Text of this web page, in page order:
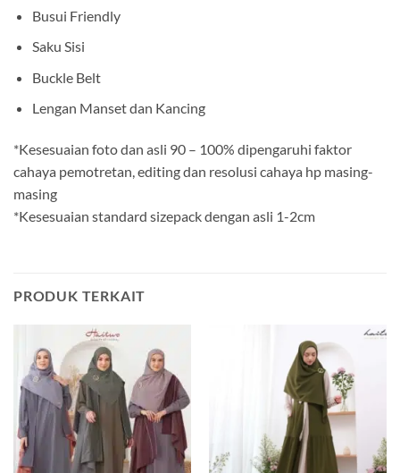
Busui Friendly
Saku Sisi
Buckle Belt
Lengan Manset dan Kancing
*Kesesuaian foto dan asli 90 – 100% dipengaruhi faktor
cahaya pemotretan, editing dan resolusi cahaya hp masing-
masing
*Kesesuaian standard sizepack dengan asli 1-2cm
PRODUK TERKAIT